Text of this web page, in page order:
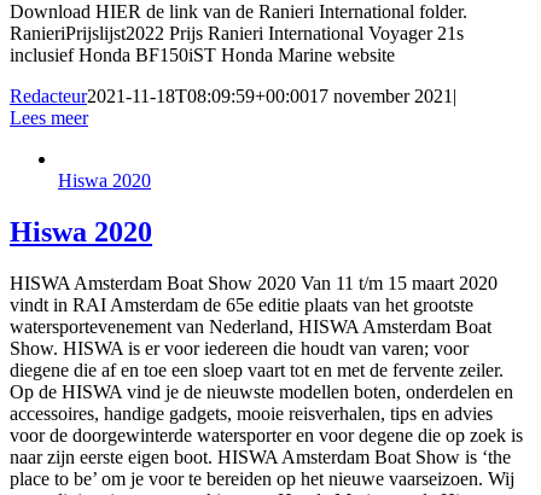
Download HIER de link van de Ranieri International folder.
RanieriPrijslijst2022 Prijs Ranieri International Voyager 21s
inclusief Honda BF150iST Honda Marine website
Redacteur2021-11-18T08:09:59+00:0017 november 2021 |
Lees meer
Hiswa 2020
Hiswa 2020
HISWA Amsterdam Boat Show 2020 Van 11 t/m 15 maart 2020
vindt in RAI Amsterdam de 65e editie plaats van het grootste
watersportevenement van Nederland, HISWA Amsterdam Boat
Show. HISWA is er voor iedereen die houdt van varen; voor
diegene die af en toe een sloep vaart tot en met de fervente zeiler.
Op de HISWA vind je de nieuwste modellen boten, onderdelen en
accessoires, handige gadgets, mooie reisverhalen, tips en advies
voor de doorgewinterde watersporter en voor degene die op zoek is
naar zijn eerste eigen boot. HISWA Amsterdam Boat Show is ‘the
place to be’ om je voor te bereiden op het nieuwe vaarseizoen. Wij